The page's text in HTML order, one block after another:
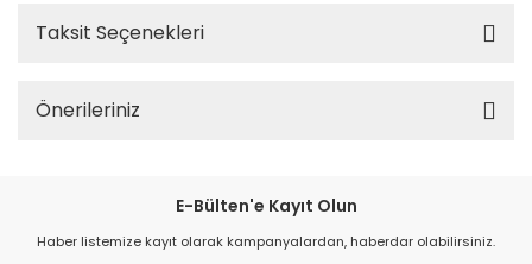
Taksit Seçenekleri
Önerileriniz
E-Bülten'e Kayıt Olun
Haber listemize kayıt olarak kampanyalardan, haberdar olabilirsiniz.